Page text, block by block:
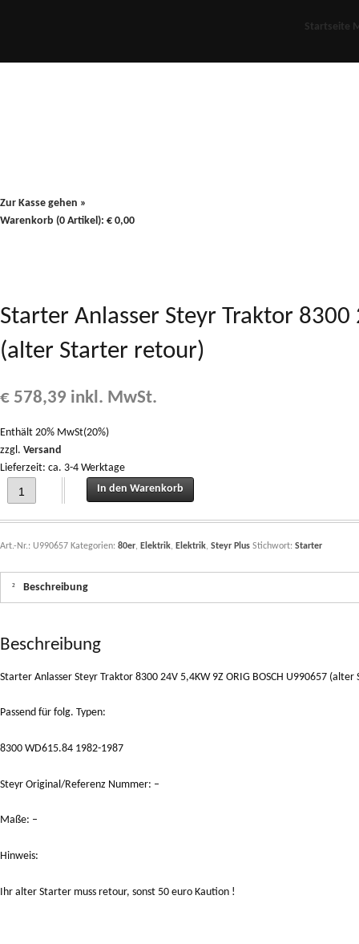
Startseite
Zur Kasse gehen »
Warenkorb (0 Artikel): € 0,00
Starter Anlasser Steyr Traktor 8300
(alter Starter retour)
€ 578,39 inkl. MwSt.
Enthält 20% MwSt(20%)
zzgl. Versand
Lieferzeit: ca. 3-4 Werktage
Starter Anlasser Steyr Traktor 8300 24V 5,4KW 9Z ORIG BOSCH U990657
In den Warenkorb
Art.-Nr.: U990657 Kategorien: 80er, Elektrik, Elektrik, Steyr Plus Stichwort: Starter
Beschreibung
Beschreibung
Starter Anlasser Steyr Traktor 8300 24V 5,4KW 9Z ORIG BOSCH U990657
Passend für folg. Typen:
8300 WD615.84 1982-1987
Steyr Original/Referenz Nummer: –
Maße: –
Hinweis:
Ihr alter Starter muss retour, sonst 50 euro Kaution !